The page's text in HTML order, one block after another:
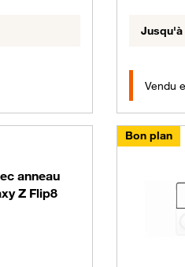
Jusqu'à
Vendu
anneau
Z Flip8
Bon plan